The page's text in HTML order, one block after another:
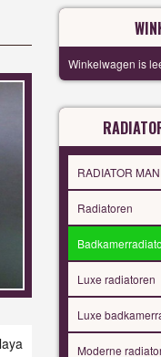
Winkelwagen is
RADIATOR
Radiatoren
Luxe radiatoren
Luxe
Moderne